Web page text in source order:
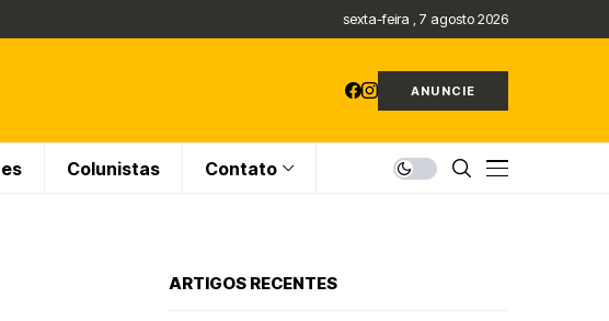
sexta-feira , 7 agosto 2026
ANUNCIE
Colunistas Contato
ARTIGOS RECENTES